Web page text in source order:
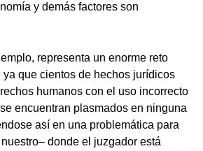
y demás factores son
representa un enorme reto
ya que cientos de hechos jurídicos
humanos con el uso incorrecto
encuentran plasmados en ninguna
así en una problemática para
donde el juzgador está